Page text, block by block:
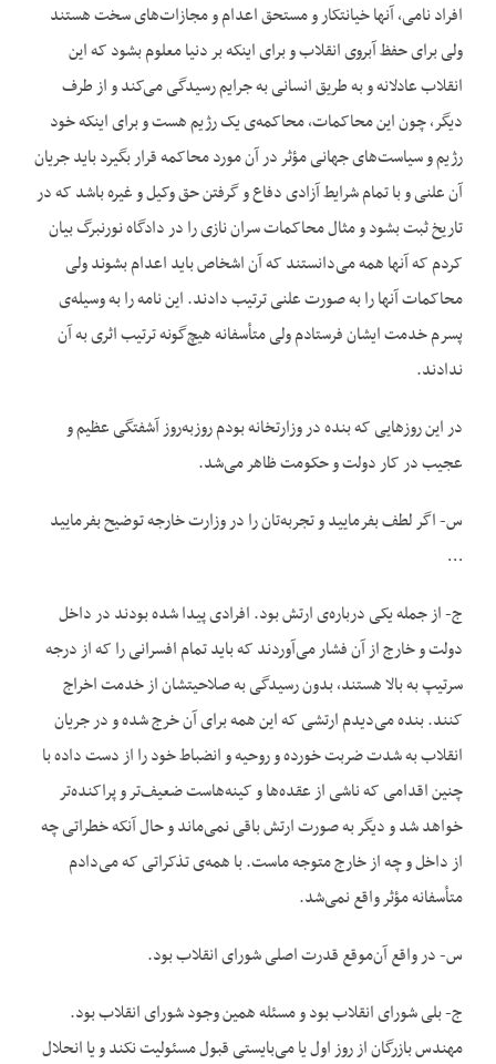
افراد نامی، آنها خیانتکار و مستحق اعدام و مجازات‌‌های سخت هستند
ولی برای حفظ آبروی انقلاب و برای اینکه بر دنیا معلوم بشود که این
انقلاب عادلانه و به طریق انسانی به جرایم رسیدگی می‌‌کند و از طرف
دیگر، چون این محاکمات، محاکمه‌‌ی یک رژیم هست و برای اینکه خود
رژیم و سیاست‌‌های جهانی مؤثر در آن مورد محاکمه قرار بگیرد باید جریان
آن علنی و با تمام شرایط آزادی دفاع و گرفتن حق وکیل و غیره باشد که در
تاریخ ثبت بشود و مثال محاکمات سران نازی را در دادگاه نورنبرگ بیان
کردم که آنها همه می‌‌دانستند که آن اشخاص باید اعدام بشوند ولی
محاکمات آنها را به صورت علنی ترتیب دادند. این نامه را به وسیله‌‌ی
پسرم خدمت ایشان فرستادم ولی متأسفانه هیچ‌‌گونه ترتیب اثری به آن
ندادند.
در این روزهایی که بنده در وزارتخانه بودم روزبه‌‌روز آشفتگی عظیم و
عجیب در کار دولت و حکومت ظاهر می‌‌شد.
س- اگر لطف بفرمایید و تجربه‌‌تان را در وزارت خارجه توضیح بفرمایید
…
ج- از جمله یکی درباره‌‌ی ارتش بود. افرادی پیدا شده بودند در داخل
دولت و خارج از آن فشار می‌‌آوردند که باید تمام افسرانی را که از درجه
سرتیپ به بالا هستند، بدون رسیدگی به صلاحیتشان از خدمت اخراج
کنند. بنده می‌‌دیدم ارتشی که این همه برای آن خرج شده و در جریان
انقلاب به شدت ضربت خورده و روحیه و انضباط خود را از دست داده با
چنین اقدامی که ناشی از عقده‌‌ها و کینه‌‌هاست ضعیف‌‌تر و پراکنده‌‌تر
خواهد شد و دیگر به صورت ارتش باقی نمی‌‌ماند و حال آنکه خطراتی چه
از داخل و چه از خارج متوجه ماست. با همه‌‌ی تذکراتی که می‌‌د‌‌ادم
متأسفانه مؤثر واقع نمی‌‌شد.
س- در واقع آن‌‌موقع قدرت اصلی شورای انقلاب بود.
ج- بلی شورای انقلاب بود و مسئله همین وجود شورای انقلاب بود.
مهندس بازرگان از روز اول یا می‌‌بایستی قبول مسئولیت نکند و یا انحلال